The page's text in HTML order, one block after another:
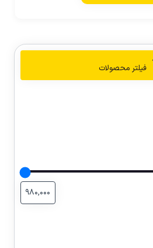
فیلتر محصولات